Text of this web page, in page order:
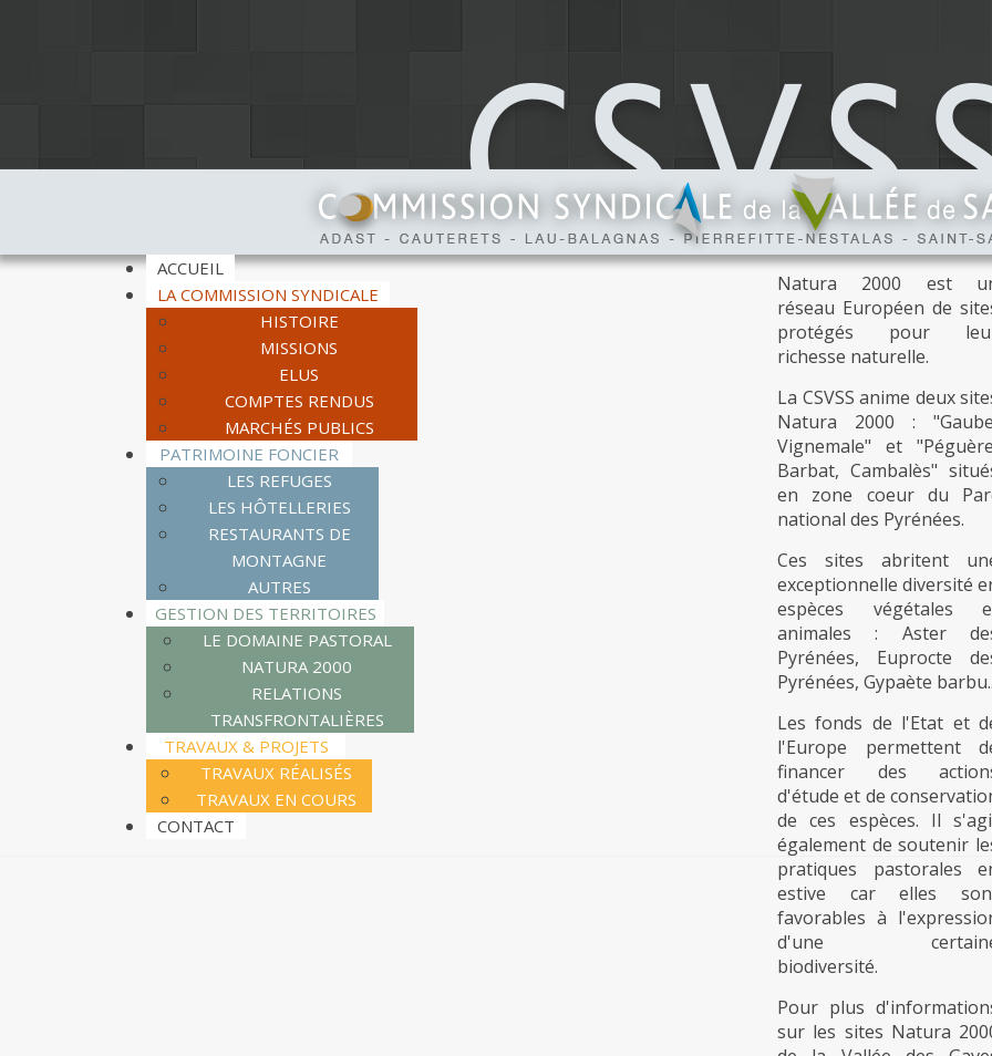
ACCUEIL
LA COMMISSION SYNDICALE
HISTOIRE
MISSIONS
ELUS
COMPTES RENDUS
MARCHÉS PUBLICS
PATRIMOINE FONCIER
LES REFUGES
LES HÔTELLERIES
RESTAURANTS DE
MONTAGNE
AUTRES
GESTION DES TERRITOIRES
LE DOMAINE PASTORAL
NATURA 2000
RELATIONS
TRANSFRONTALIÈRES
TRAVAUX & PROJETS
TRAVAUX RÉALISÉS
TRAVAUX EN COURS
CONTACT
POUR LA
AVEC
NATURA
2000
Natura 2000 est
réseau Européen de
protégés pour
richesse naturelle.
La CSVSS anime deux
Natura 2000 :
Vignemale" et
Barbat, Cambalès"
en zone coeur du
national des Pyrénées.
Ces sites abritent
exceptionnelle diversité
espèces végétales
animales : Aster
Pyrénées, Euprocte
Pyrénées, Gypaète
Les fonds de l'Etat et
l'Europe permettent
financer des
d'étude et de
de ces espèces. Il
également de soutenir
pratiques pastorales
estive car elles
favorables à
d'une
biodiversité.
Pour plus
sur les sites Natura